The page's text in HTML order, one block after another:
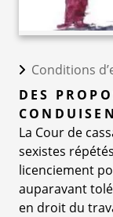
Conditions
DES
La Cour de
sexistes
licenciement
auparavant
en droit du